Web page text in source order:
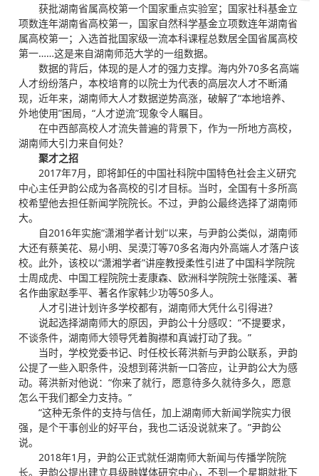
获批湖南省属高校第一个国家重点实验室；国家社科基金立
项数连年湖南省高校第一，国家自然科学基金立项数连年湖南省
属高校第一；入选首批国家级一流本科课程总数居全国省属高校
第一……这是来自湖南师范大学的一组数据。
数据的背后，体现的是人才的强力支撑。海内外70多名高端
人才纷纷落户，本校培育的以院士为代表的高层次人才不断涌
现，近年来，湖南师大人才数据逆势高涨，破解了“本地培养、
外地使用”困局，“人才逆流”现象令人瞩目。
在中西部高校人才流失普遍的背景下，作为一所地方高校，
湖南师大引力来自何处？
聚才之招
2017年7月，即将卸任的中国社科院中国特色社会主义研究
中心主任尹韵公成为各高校的引才目标。当时，全国有十多所高
校希望他去担任新闻学院院长。不过，尹韵公最终选择了湖南师
大。
自2016年实施“潇湘学者计划”以来，与尹韵公类似，湖南师
大还有蔡美花、易小明、吴漠汀等70多名海内外高端人才落户该
校。此外，该校以“潇湘学者”讲座教授柔性引进了中国科学院院
士周成虎、中国工程院院士麦康森、欧洲科学院院士张隆溪、著
名作曲家赵季平、著名作家韩少功等50多人。
人才引进计划许多学校都有，湖南师大凭什么引得进？
说起选择湖南师大的原因，尹韵公十分感叹：“不提要求，
不谈条件，湖南师大领导凭着胸襟和真诚打动了我。”
当时，学校党委书记、时任校长蒋洪新与尹韵公联系，尹韵
公提了一些入职条件，没想到蒋洪新一口答应，让尹韵公大为感
动。蒋洪新对他说：“你来了就行，愿意待多久就待多久，愿意
怎么干我们都全力支持。”
“这种无条件的支持与信任，加上湖南师大新闻学院实力很
强，是个干事创业的好平台，我也二话没说就来了。”尹韵公
说。
2018年1月，尹韵公正式就任湖南师大新闻与传播学院院
长。尹韵公提出建立县级融媒体研究中心，不到一个星期就批下